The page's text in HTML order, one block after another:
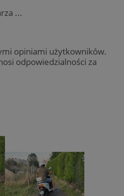
...
opiniami użytkowników.
odpowiedzialności za